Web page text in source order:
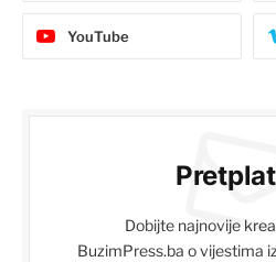
YouTube
Dobijte najnovije
BuzimPress.ba o vijestima